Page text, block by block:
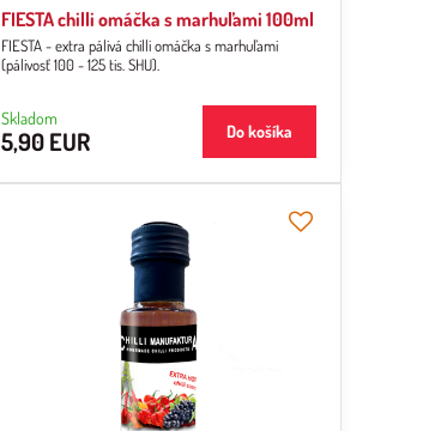
FIESTA chilli omáčka s marhuľami 100ml
FIESTA - extra pálivá chilli omáčka s marhuľami
(pálivosť 100 - 125 tis. SHU).
Skladom
5,90 EUR Do košíka